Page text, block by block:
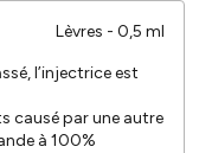
Lèvres - 0,5 ml
l’injectrice est
causé par une autre
à 100%